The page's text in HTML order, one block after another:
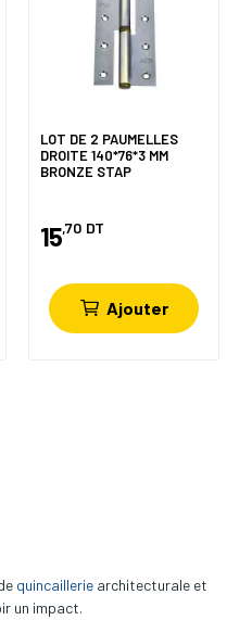
LOT DE 2 PAUMELLES
DROITE 140*76*3 MM
BRONZE STAP
15,70 DT
Ajouter
quincaillerie architecturale et
un impact.